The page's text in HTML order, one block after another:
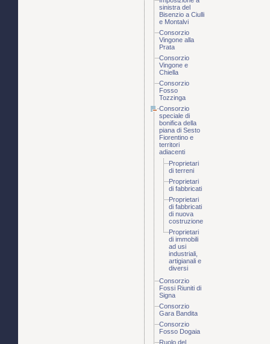
sinistra del
Bisenzio a Ciulli
e Montalvi
Consorzio
Vingone alla
Prata
Consorzio
Vingone e
Chiella
Consorzio
Fosso
Tozzinga
Consorzio
speciale di
bonifica della
piana di Sesto
Fiorentino e
territori
adiacenti
Proprietari
di terreni
Proprietari
di fabbricati
Proprietari
di fabbricati
di nuova
costruzione
Proprietari
di immobili
ad usi
industriali,
artigianali e
diversi
Consorzio
Fossi Riuniti di
Signa
Consorzio
Gara Bandita
Consorzio
Fosso Dogaia
Ruolo del